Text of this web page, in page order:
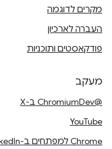
מקרים לדוגמה
העברה לארכיון
פודקאסטים ותוכניות
מעקב
@ChromiumDev ב-X
YouTube
Chrome למפתחים ב-LinkedIn